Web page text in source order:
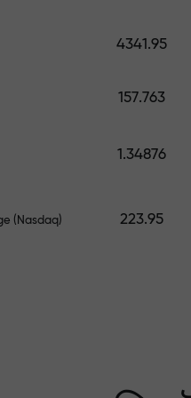
1,000 গুণ বোনাস
করুন
—
4341.95
157.763
1.34876
(Nasdaq)
223.95